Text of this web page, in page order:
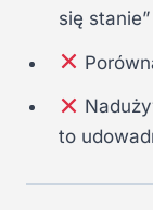
się stanie”
to